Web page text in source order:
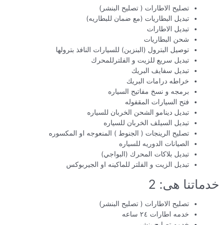
تصليح الاطارات ( تصليح البنشر)
تبديل البطاريات (مع ضمان للبطاريه)
تبديل الاطارات
شحن البطاريات
توصيل البترول (البنزين) للسيارات النافذ بترولها
تبديل سريع للزيت و الفلترللمحرك
تبديل سفايف البريك
خراطه درامات البريك
برمجه و نسخ مفاتيح السياره
فتح السيارات المقفوله
تبديل دينامو الشحن الخربان للسياره
تبديل السيلف الخربان للسياره
تصليح الرينجات ( الجنوط ) المنعوجه او المكسوره
الصيانات الدوريه للسياره
تبديل بلاكات المحرك (البواجي)
تبديل الزيت و الفلتر للماكينه او الجيربوكس
خدماتنا هى: 2
تصليح الاطارات ( تصليح البنشر)
خدمه اطارات ٢٤ ساعه